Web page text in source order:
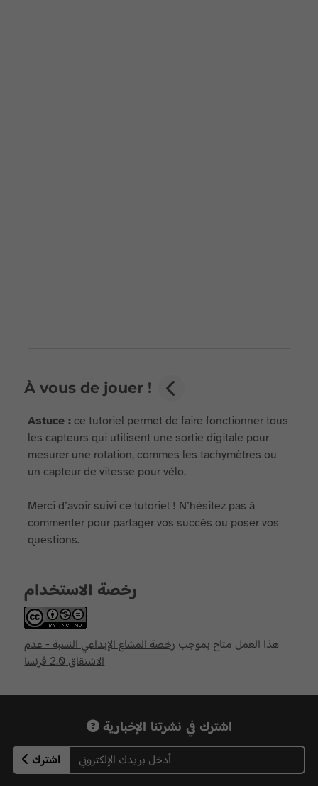
À vous de jouer !
Astuce : ce tutoriel permet de faire fonctionner tous
les capteurs qui utilisent une sortie digitale pour
mesurer une rotation, commes les tachymètres ou
un capteur de vitesse pour vélo.
Merci d’avoir suivi ce tutoriel ! N’hésitez pas à
commenter pour partager vos succès ou poser vos
questions.
رخصة الاستخدام
هذا العمل متاح بموجب رخصة المشاع الإبداعي النسبة - عدم
الاشتقاق 2.0 فرنسا
اشترك في نشرتنا الإخبارية
اشترك